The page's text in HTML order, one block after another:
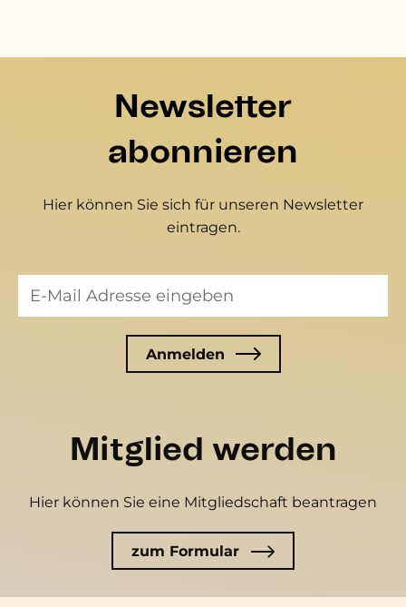
Newsletter
abonnieren
Hier können Sie sich für unseren Newsletter
eintragen.
Mitglied werden
Hier können Sie eine Mitgliedschaft beantragen
zum Formular